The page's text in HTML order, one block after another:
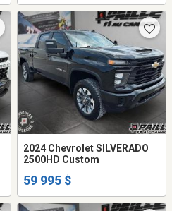
2024 Chevrolet SILVERADO
2500HD Custom
59 995 $